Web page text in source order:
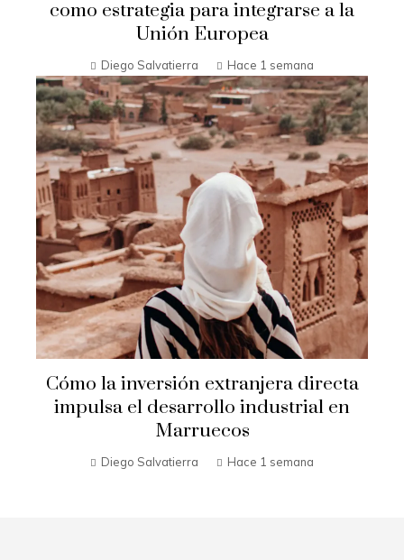
como estrategia para integrarse a la
Unión Europea
Diego Salvatierra Hace 1 semana
Cómo la inversión extranjera directa
impulsa el desarrollo industrial en
Marruecos
Diego Salvatierra Hace 1 semana